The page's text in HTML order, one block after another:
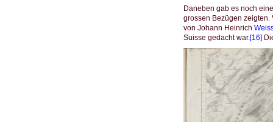
Daneben gab es noch
grossen Bezügen
von Johann Heinrich
Suisse gedacht war.[16]